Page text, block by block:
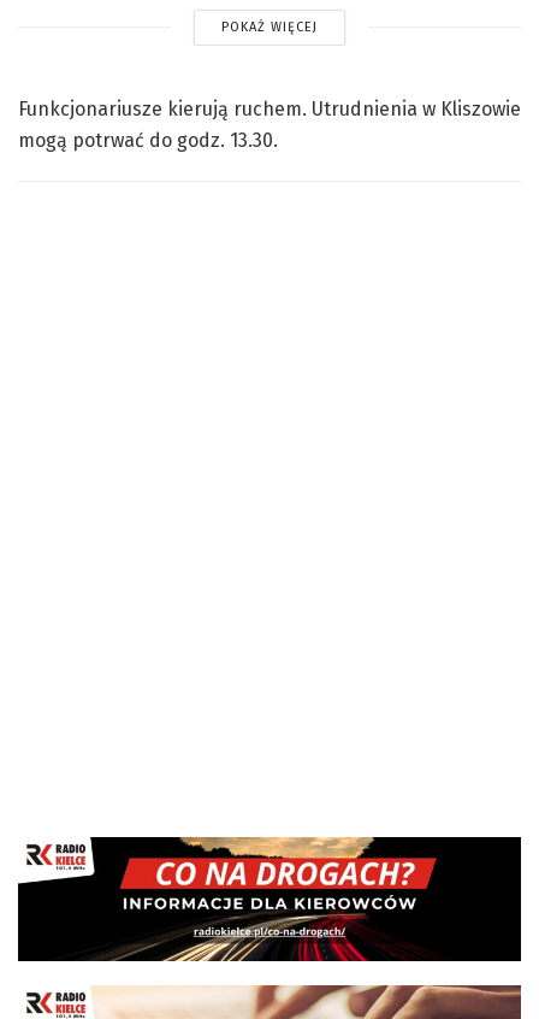
POKAŻ WIĘCEJ
Funkcjonariusze kierują ruchem. Utrudnienia w Kliszowie
mogą potrwać do godz. 13.30.